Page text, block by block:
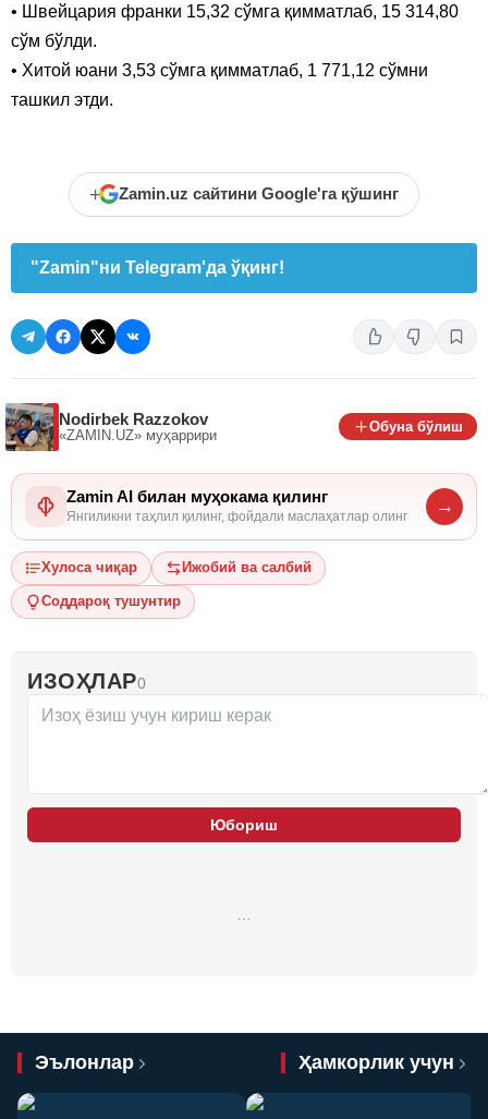
• Швейцария франки 15,32 сўмга қимматлаб, 15 314,80
сўм бўлди.
• Хитой юани 3,53 сўмга қимматлаб, 1 771,12 сўмни
ташкил этди.
+ Zamin.uz сайтини Google'га қўшинг
"Zamin"ни Telegram'да ўқинг!
Nodirbek Razzokov
«ZAMIN.UZ» муҳаррири
Обуна бўлиш
Zamin AI билан муҳокама қилинг
Янгиликни таҳлил қилинг, фойдали маслаҳатлар олинг
→
Хулоса чиқар Ижобий ва салбий
Соддароқ тушунтир
ИЗОҲЛАР0
Юбориш
Эълонлар Ҳамкорлик учун